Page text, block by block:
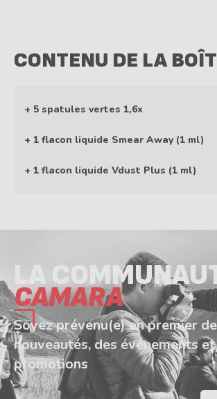
CONTENU DE LA
+ 5 spatules vertes 1,6x
+ 1 flacon liquide Smear Away (1 ml)
+ 1 flacon liquide Vdust Plus (1 ml)
LA
CAMARA
Soyez prévenu(e) en premier
nouveautés, des événements
promotions